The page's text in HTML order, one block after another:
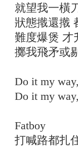
就望我一橫
狀態撠還撠
難度爆煲 才
擲我飛矛或
Do it my
Do it my
Fatboy
打喊路都扎